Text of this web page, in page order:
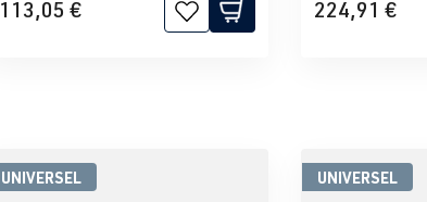
113,05 € 224,91 €
UNIVERSEL UNIVERSEL